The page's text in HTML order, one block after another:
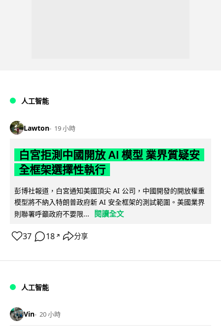
人工智能
Lawton 19 小時
白宮拒測中國開放 AI 模型 業界質疑安
全框架選擇性執行
彭博社報道，白宮通知美國頂尖 AI 公司，中國開發的開放權重
模型將不納入特朗普政府新 AI 安全框架的測試範圍。美國業界
則聯署呼籲政府不要限...
閱讀全文
37 18 ↗ 分享
人工智能
Vin 20 小時